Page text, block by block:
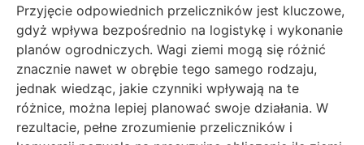
Przyjęcie odpowiednich przeliczników jest kluczowe,
gdyż wpływa bezpośrednio na logistykę i wykonanie
planów ogrodniczych. Wagi ziemi mogą się różnić
znacznie nawet w obrębie tego samego rodzaju,
jednak wiedząc, jakie czynniki wpływają na te
różnice, można lepiej planować swoje działania. W
rezultacie, pełne zrozumienie przeliczników i